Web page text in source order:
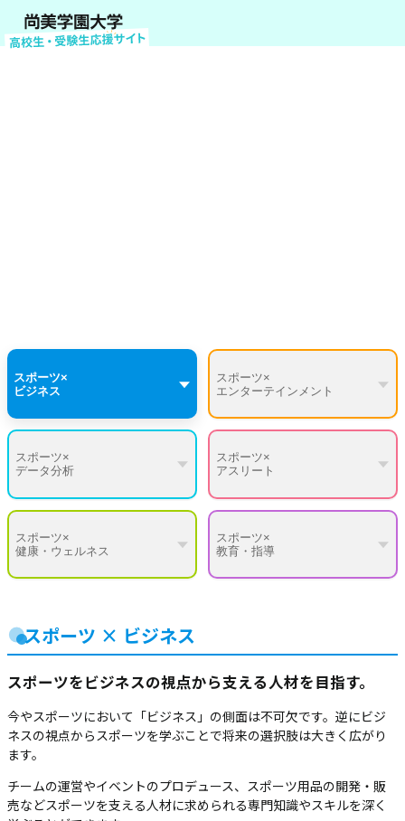
スポーツ×
ビジネス
スポーツ×
エンターテインメント
スポーツ×
データ分析
スポーツ×
アスリート
スポーツ×
健康・ウェルネス
スポーツ×
教育・指導
スポーツ × ビジネス
スポーツをビジネスの視点から支える人材を目指す。
今やスポーツにおいて「ビジネス」の側面は不可欠です。逆にビジ
ネスの視点からスポーツを学ぶことで将来の選択肢は大きく広がり
ます。
チームの運営やイベントのプロデュース、スポーツ用品の開発・販
売などスポーツを支える人材に求められる専門知識やスキルを深く